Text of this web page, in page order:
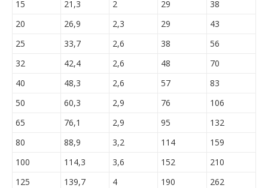
15
21,3 2 29
38
20
26,9 2,3 29
43
25
33,7 2,6 38
56
32
42,4 2,6 48
70
40
48,3 2,6 57
83
50
60,3 2,9 76
106
65
76,1 2,9 95
132
80
88,9 3,2 114
159
100
114,3 3,6 152
210
125
139,7 4 190
262